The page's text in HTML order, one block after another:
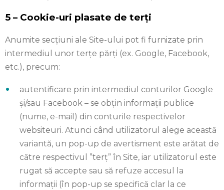
5 – Cookie-uri plasate de terți
Anumite secțiuni ale Site-ului pot fi furnizate prin
intermediul unor terțe părți (ex. Google, Facebook,
etc.), precum:
autentificare prin intermediul conturilor Google
și/sau Facebook – se obțin informații publice
(nume, e-mail) din conturile respectivelor
websiteuri. Atunci când utilizatorul alege această
variantă, un pop-up de avertisment este arătat de
către respectivul ”terț” în Site, iar utilizatorul este
rugat să accepte sau să refuze accesul la
informații (în pop-up se specifică clar la ce